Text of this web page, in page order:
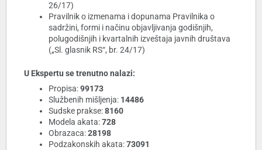
26/17)
Pravilnik o izmenama i dopunama Pravilnika o
sadržini, formi i načinu objavljivanja godišnjih,
polugodišnjih i kvartalnih izveštaja javnih društava
(„Sl. glasnik RS“, br. 24/17)
U Ekspertu se trenutno nalazi:
Propisa:99173
Službenih mišljenja: 14486
Sudske prakse:8160
Modela akata:728
Obrazaca:28198
Podzakonskih akata:73091